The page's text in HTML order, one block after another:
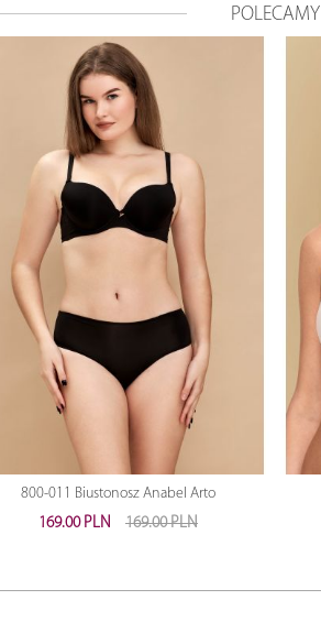
POLECAMY
800-011 Biustonosz Anabel Arto
169.00 PLN
169.00 PLN